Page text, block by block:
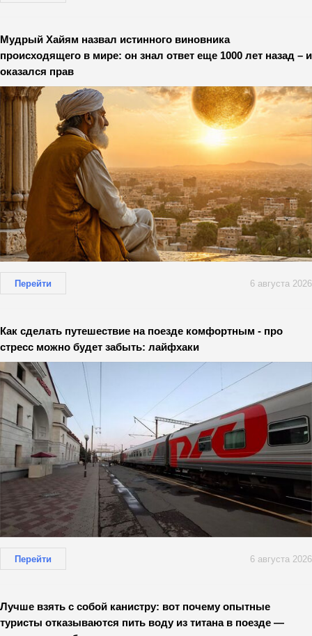
Мудрый Хайям назвал истинного виновника
происходящего в мире: он знал ответ еще 1000 лет назад – и
оказался прав
Перейти 6 августа 2026
Как сделать путешествие на поезде комфортным - про
стресс можно будет забыть: лайфхаки
Перейти 6 августа 2026
Лучше взять с собой канистру: вот почему опытные
туристы отказываются пить воду из титана в поезде —